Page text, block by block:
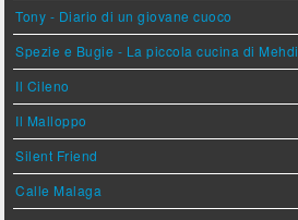
Tony - Diario di un giovane cuoco
Spezie e Bugie - La piccola cucina di Mehdi
Il Cileno
Il Malloppo
Silent Friend
Calle Malaga